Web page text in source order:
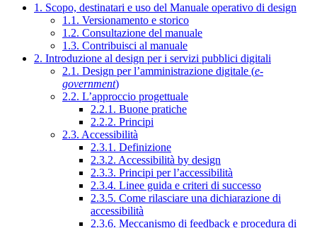
1. Scopo, destinatari e uso del Manuale operativo di design
1.1. Versionamento e storico
1.2. Consultazione del manuale
1.3. Contribuisci al manuale
2. Introduzione al design per i servizi pubblici digitali
2.1. Design per l’amministrazione digitale (e-
government)
2.2. L’approccio progettuale
2.2.1. Buone pratiche
2.2.2. Principi
2.3. Accessibilità
2.3.1. Definizione
2.3.2. Accessibilità by design
2.3.3. Principi per l’accessibilità
2.3.4. Linee guida e criteri di successo
2.3.5. Come rilasciare una dichiarazione di
accessibilità
2.3.6. Meccanismo di feedback e procedura di